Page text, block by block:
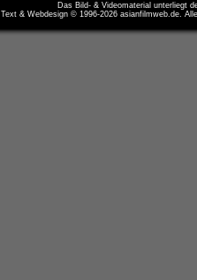
Das Bild- & Videomaterial unterliegt
Text & Webdesign © 1996-2026 asianfilmweb.de.